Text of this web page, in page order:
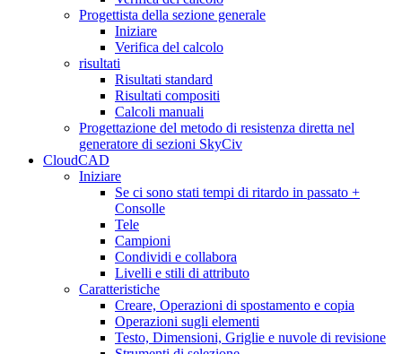
Progettista della sezione generale
Iniziare
Verifica del calcolo
risultati
Risultati standard
Risultati compositi
Calcoli manuali
Progettazione del metodo di resistenza diretta nel
generatore di sezioni SkyCiv
CloudCAD
Iniziare
Se ci sono stati tempi di ritardo in passato +
Consolle
Tele
Campioni
Condividi e collabora
Livelli e stili di attributo
Caratteristiche
Creare, Operazioni di spostamento e copia
Operazioni sugli elementi
Testo, Dimensioni, Griglie e nuvole di revisione